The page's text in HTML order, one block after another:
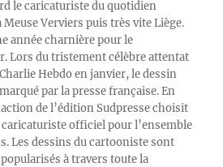
le caricaturiste du quotidien
Meuse Verviers puis très vite Liège.
année charnière pour le
Lors du tristement célèbre attentat
Hebdo en janvier, le dessin
par la presse française. En
de l’édition Sudpresse choisit
caricaturiste officiel pour l’ensemble
Les dessins du cartooniste sont
à travers toute la